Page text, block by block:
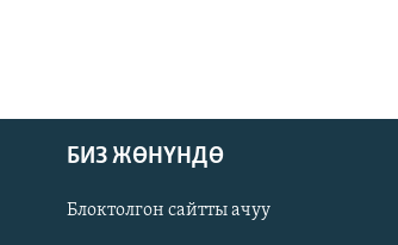
БИЗ ЖӨНҮНДӨ
Блоктолгон сайтты ачуу